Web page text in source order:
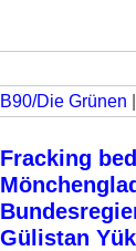
B90/Die Grünen
Fracking
Gülistan